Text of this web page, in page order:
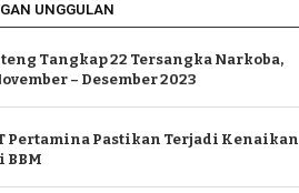
UNGGULAN
Tangkap 22 Tersangka Narkoba,
– Desember 2023
Pertamina Pastikan Terjadi Kenaikan
BBM